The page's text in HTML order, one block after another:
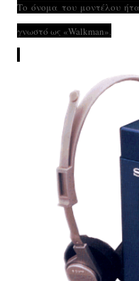
Το όνομα του μοντέλου
γνωστό ως «Walkman».